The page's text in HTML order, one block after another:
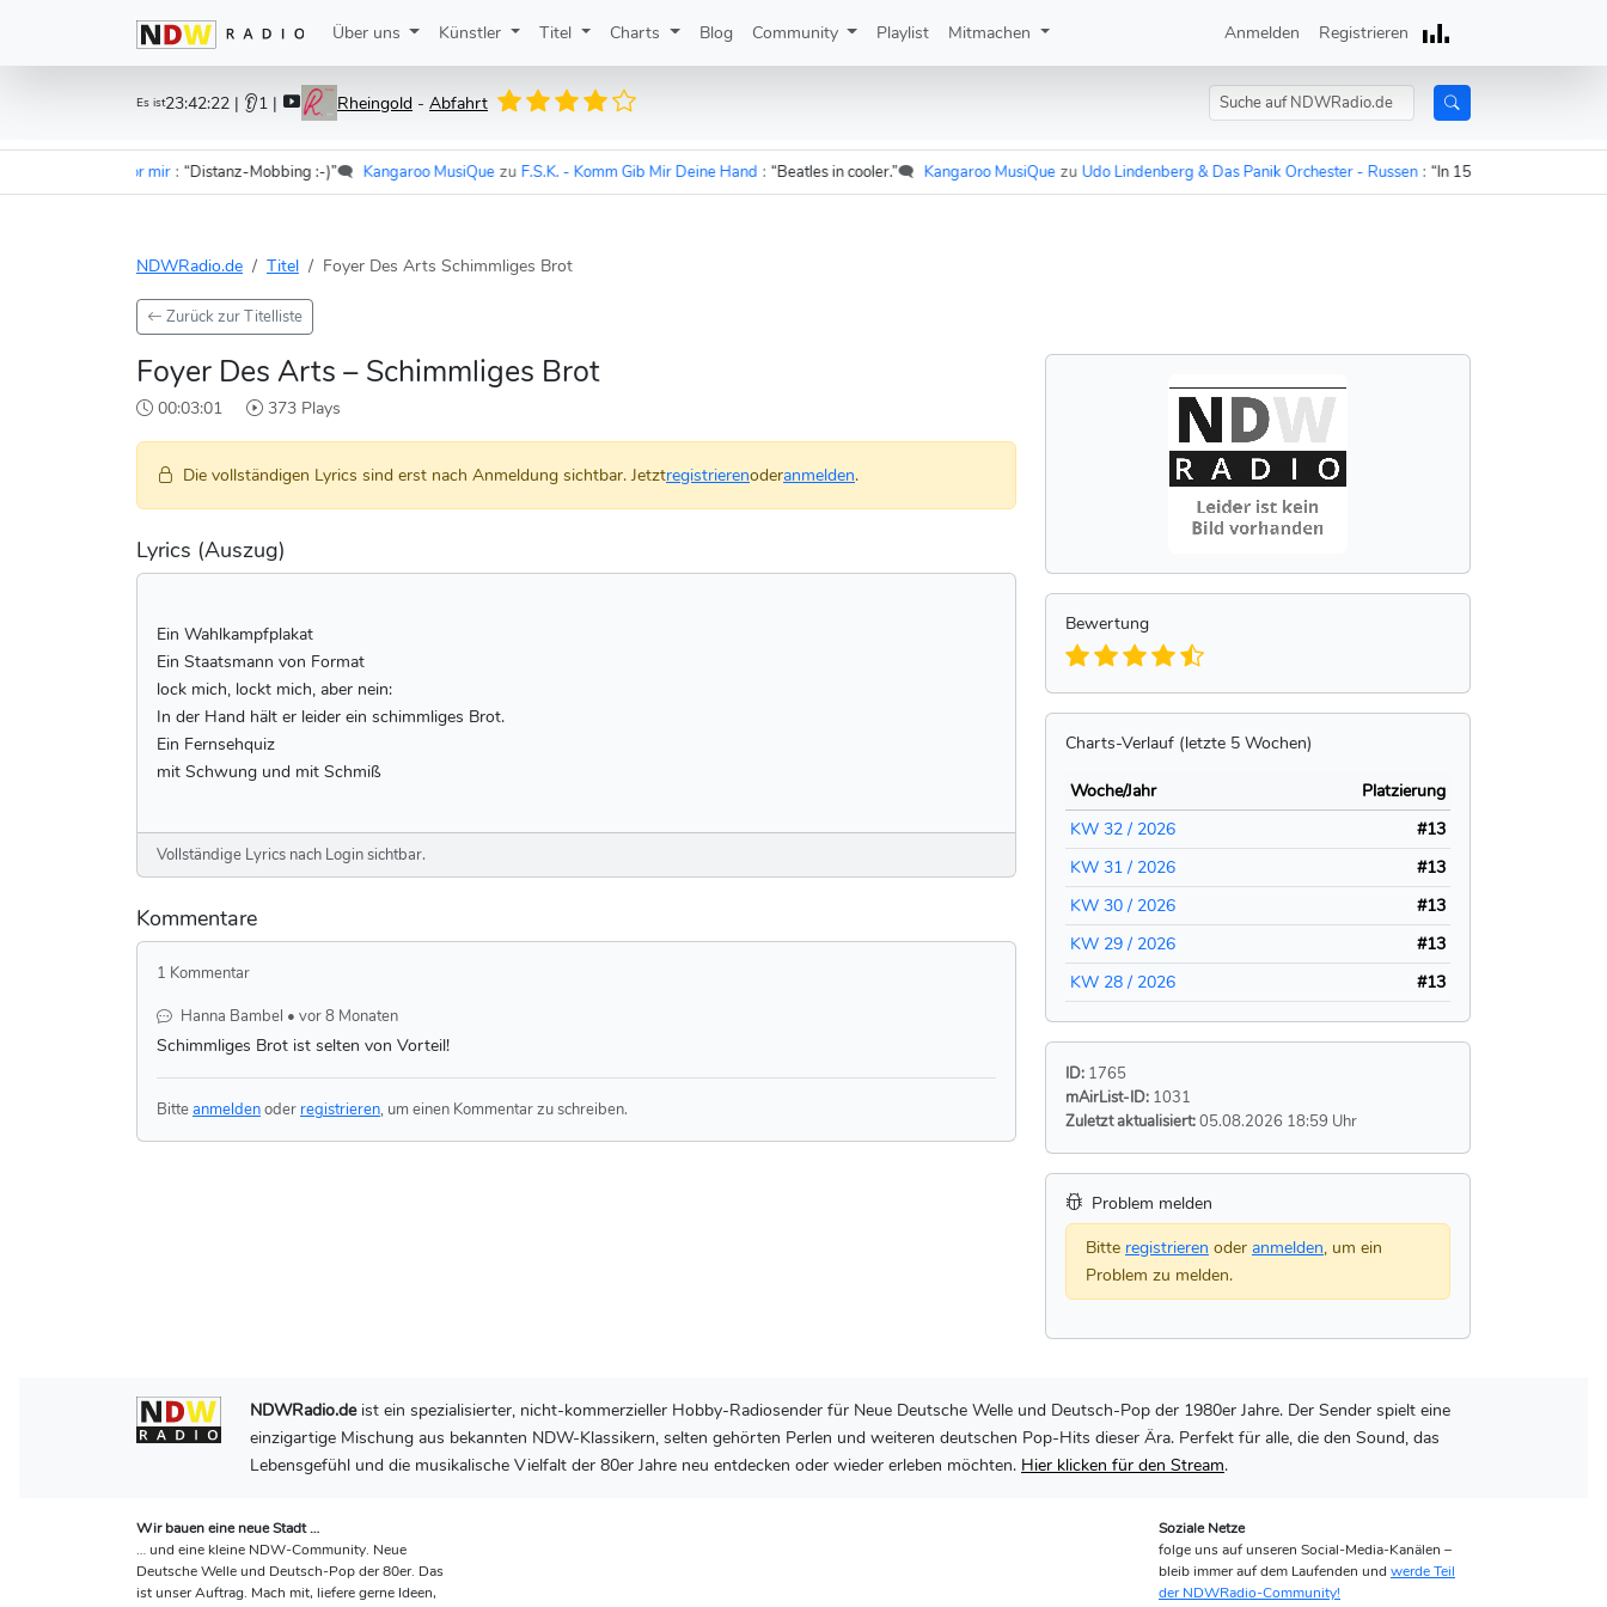
Über uns Künstler Titel Charts Blog Community Playlist Mitmachen Anmelden Registrieren
Es ist23:42:22 | 👂1 | Rheingold - Abfahrt
: “Distanz-Mobbing :-)”🗨️ Kangaroo MusiQue zu F.S.K. - Komm Gib Mir Deine Hand : “Beatles in cooler.”🗨️ Kangaroo MusiQue zu Udo Lindenberg & Das Panik Orchester - Russen : “In 15 Minuten sind die
NDWRadio.de Titel Foyer Des Arts Schimmliges Brot
Zurück zur Titelliste
Foyer Des Arts – Schimmliges Brot
00:03:01 373 Plays
Die vollständigen Lyrics sind erst nach Anmeldung sichtbar. Jetztregistrierenoderanmelden.
Lyrics (Auszug)
Ein Wahlkampfplakat
Ein Staatsmann von Format
lock mich, lockt mich, aber nein:
In der Hand hält er leider ein schimmliges Brot.
Ein Fernsehquiz
mit Schwung und mit Schmiß
Vollständige Lyrics nach Login sichtbar.
Kommentare
1 Kommentar
Hanna Bambel • vor 8 Monaten
Schimmliges Brot ist selten von Vorteil!
Bitteanmeldenoder registrieren, um einen Kommentar zu schreiben.
Bewertung
Charts-Verlauf (letzte 5 Wochen)
Woche/Jahr
Platzierung
KW 32 / 2026
#13
KW 31 / 2026
#13
KW 30 / 2026
#13
KW 29 / 2026
#13
KW 28 / 2026
#13
ID: 1765
mAirList-ID: 1031
Zuletzt aktualisiert:05.08.2026 18:59 Uhr
Problem melden
Bitte registrieren oder anmelden, um ein
Problem zu melden.
NDWRadio.deist ein spezialisierter, nicht-kommerzieller Hobby-Radiosender für Neue Deutsche Welle und Deutsch-Pop der 1980er Jahre. Der Sender spielt eine
einzigartige Mischung aus bekannten NDW-Klassikern, selten gehörten Perlen und weiteren deutschen Pop-Hits dieser Ära. Perfekt für alle, die den Sound, das
Lebensgefühl und die musikalische Vielfalt der 80er Jahre neu entdecken oder wieder erleben möchten. Hier klicken für den Stream.
Wir bauen eine neue Stadt …
… und eine kleine NDW-Community. Neue
Deutsche Welle und Deutsch-Pop der 80er. Das
ist unser Auftrag. Mach mit, liefere gerne Ideen,
Soziale Netze
folge uns auf unseren Social-Media-Kanälen –
bleib immer auf dem Laufenden und werde Teil
der NDWRadio-Community!